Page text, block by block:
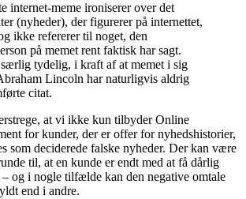
internet-meme ironiserer over det
(nyheder), der figurerer på internettet,
ikke refererer til noget, den
på memet rent faktisk har sagt.
tydelig, i kraft af at memet i sig
Lincoln har naturligvis aldrig
citat.
at vi ikke kun tilbyder Online
for kunder, der er offer for nyhedshistorier,
som deciderede falske nyheder. Der kan være
til, at en kunde er endt med at få dårlig
– og i nogle tilfælde kan den negative omtale
end i andre.